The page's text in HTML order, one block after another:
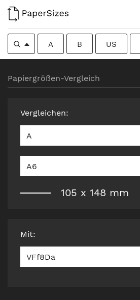
A B US
Papiergrößen-Vergleich
Vergleichen:
A
A6
105 x 148 mm
Mit:
VFf8Da